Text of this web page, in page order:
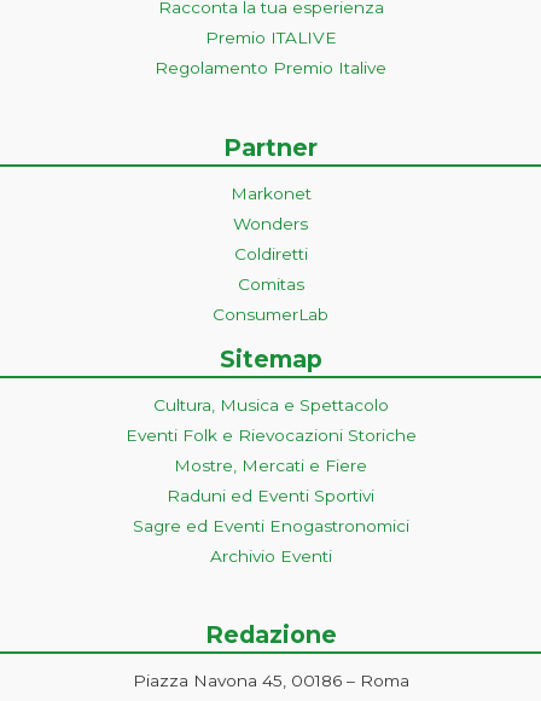
Racconta la tua esperienza
Premio ITALIVE
Regolamento Premio Italive
Partner
Markonet
Wonders
Coldiretti
Comitas
ConsumerLab
Sitemap
Cultura, Musica e Spettacolo
Eventi Folk e Rievocazioni Storiche
Mostre, Mercati e Fiere
Raduni ed Eventi Sportivi
Sagre ed Eventi Enogastronomici
Archivio Eventi
Redazione
Piazza Navona 45, 00186 – Roma